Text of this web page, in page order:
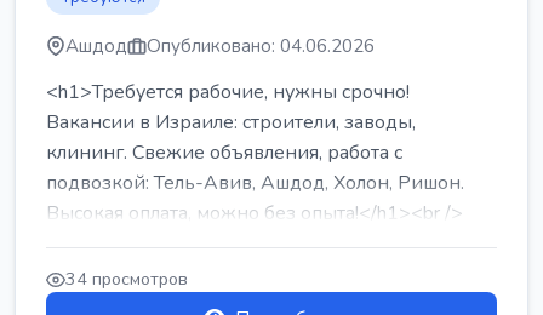
Ашдод Опубликовано: 04.06.2026
<h1>Требуется рабочие, нужны срочно!
Вакансии в Израиле: строители, заводы,
клининг. Свежие объявления, работа с
подвозкой: Тель-Авив, Ашдод, Холон, Ришон.
Высокая оплата, можно без опыта!</h1><br />
...
34 просмотров